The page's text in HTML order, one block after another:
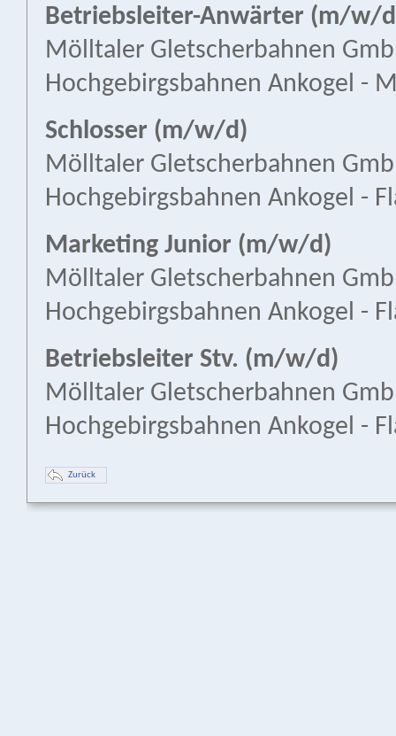
Betriebsleiter-Anwärter (m/w/
Mölltaler Gletscherbahnen
Hochgebirgsbahnen Ankogel -
Schlosser (m/w/d)
Mölltaler Gletscherbahnen
Hochgebirgsbahnen Ankogel -
Marketing Junior (m/w/d)
Mölltaler Gletscherbahnen
Hochgebirgsbahnen Ankogel -
Betriebsleiter Stv. (m/w/d)
Mölltaler Gletscherbahnen
Hochgebirgsbahnen Ankogel -
Zurück